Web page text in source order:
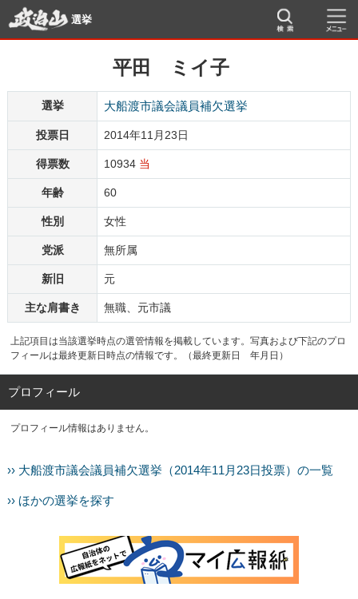
選挙
平田 ミイ子
選挙 大船渡市議会議員補欠選挙
投票日 2014年11月23日
得票数 10934 当
年齢 60
性別 女性
党派 無所属
新旧 元
主な肩書き 無職、元市議
上記項目は当該選挙時点の選管情報を掲載しています。写真および下記のプロ
フィールは最終更新日時点の情報です。（最終更新日 年月日）
プロフィール
プロフィール情報はありません。
›› 大船渡市議会議員補欠選挙（2014年11月23日投票）の一覧
›› ほかの選挙を探す